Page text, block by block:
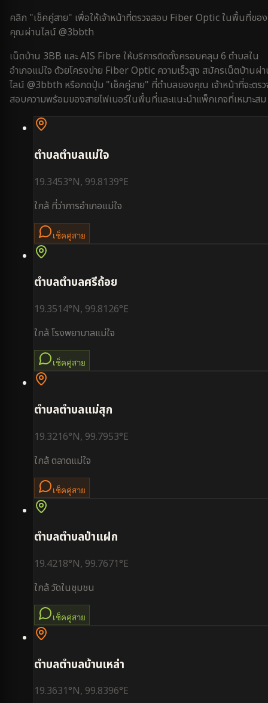
คลิก "เช็คคู่สาย" เพื่อให้เจ้าหน้าที่ตรวจสอบ Fiber Optic ในพื้นที่ของ
คุณผ่านไลน์ @3bbth
เน็ตบ้าน 3BB และ AIS Fibre ให้บริการติดตั้งครอบคลุม 6 ตำบลใน
อำเภอแม่ใจ ด้วยโครงข่าย Fiber Optic ความเร็วสูง สมัครเน็ตบ้านผ่
ไลน์ @3bbth หรือกดปุ่ม "เช็คคู่สาย" ที่ตำบลของคุณ เจ้าหน้าที่จะตร
สอบความพร้อมของสายไฟเบอร์ในพื้นที่และแนะนำแพ็กเกจที่เหมาะสม
ตำบลตำบลแม่ใจ
19.3453°N, 99.8139°E
ใกล้ ที่ว่าการอำเภอแม่ใจ
เช็คคู่สาย
ตำบลตำบลศรีถ้อย
19.3514°N, 99.8126°E
ใกล้โรงพยาบาลแม่ใจ
เช็คคู่สาย
ตำบลตำบลแม่สุก
19.3216°N, 99.7953°E
ใกล้ตลาดแม่ใจ
เช็คคู่สาย
ตำบลตำบลป่าแฝก
19.4218°N, 99.7671°E
ใกล้วัดในชุมชน
เช็คคู่สาย
ตำบลตำบลบ้านเหล่า
19.3631°N, 99.8396°E